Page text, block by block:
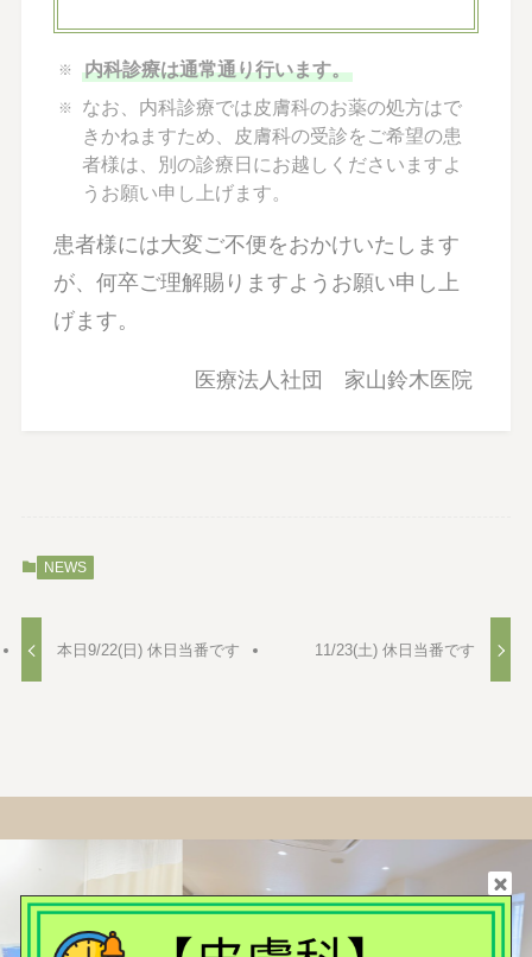
内科診療は通常通り行います。
なお、内科診療では皮膚科のお薬の処方はで
きかねますため、皮膚科の受診をご希望の患
者様は、別の診療日にお越しくださいますよ
うお願い申し上げます。
患者様には大変ご不便をおかけいたします
が、何卒ご理解賜りますようお願い申し上
げます。
医療法人社団 家山鈴木医院
NEWS
本日9/22(日) 休日当番です 11/23(土) 休日当番です